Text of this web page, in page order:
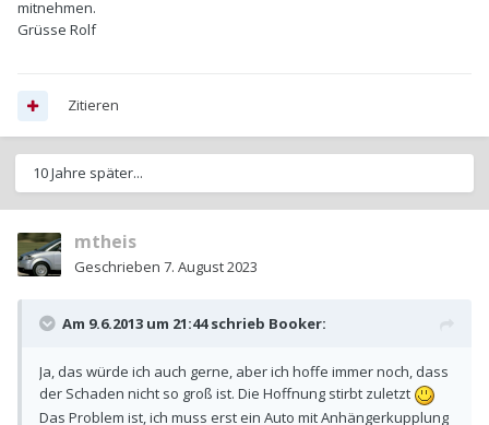
mitnehmen.
Grüsse Rolf
Zitieren
10 Jahre später...
mtheis
Geschrieben 7. August 2023
Am 9.6.2013 um 21:44 schrieb Booker:
Ja, das würde ich auch gerne, aber ich hoffe immer noch, dass
der Schaden nicht so groß ist. Die Hoffnung stirbt zuletzt
Das Problem ist, ich muss erst ein Auto mit Anhängerkupplung